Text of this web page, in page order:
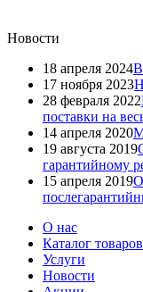
Новости
18 апреля 2024
17 ноября 2023
28 февраля 2022
поставки на
14 апреля 2020
19 августа 2019
гарантийному
15 апреля 2019
О нас
Каталог товаров
Услуги
Новости